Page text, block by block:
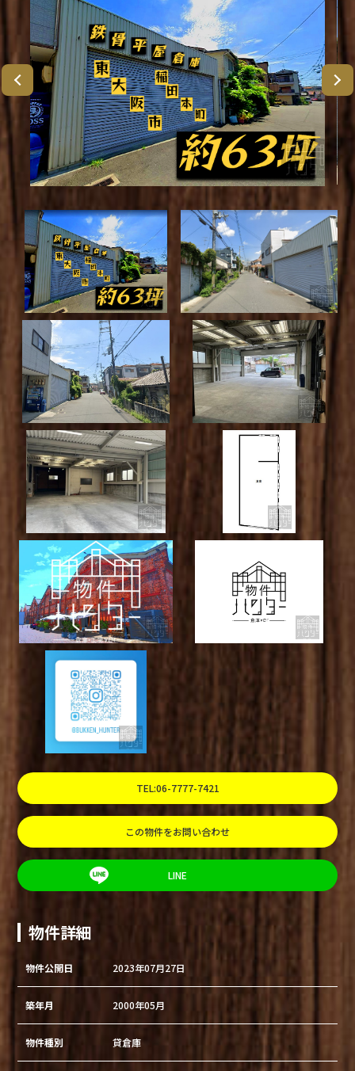
TEL:06-7777-7421
この物件をお問い合わせ
LINE
物件詳細
物件公開日 2023年07月27日
築年月 2000年05月
物件種別 貸倉庫